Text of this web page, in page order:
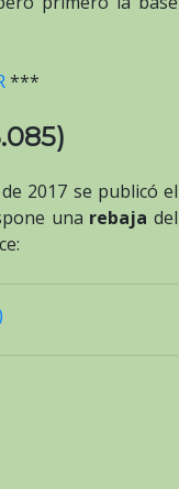
***
2017 se publicó el
una rebaja del